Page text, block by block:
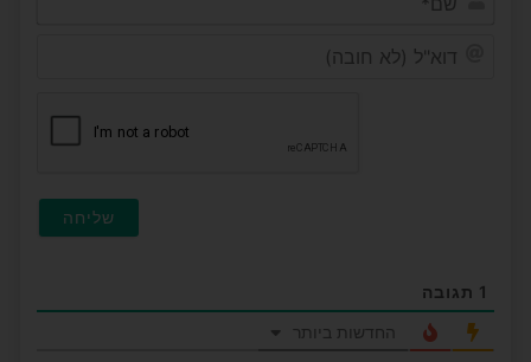
1 תגובה
החדשות ביותר